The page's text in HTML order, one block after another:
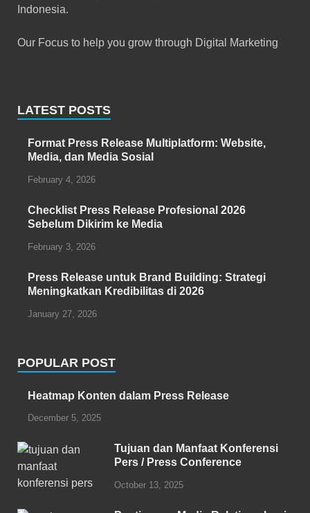
Indonesia.
Our Focus to help you grow through Digital Marketing
LATEST POSTS
Format Press Release Multiplatform: Website,
Media, dan Media Sosial
February 4, 2026
Checklist Press Release Profesional 2026
Sebelum Dikirim ke Media
February 3, 2026
Press Release untuk Brand Building: Strategi
Meningkatkan Kredibilitas di 2026
January 27, 2026
POPULAR POST
Heatmap Konten dalam Press Release
December 5, 2025
Tujuan dan Manfaat Konferensi
Pers / Press Conference
October 13, 2025